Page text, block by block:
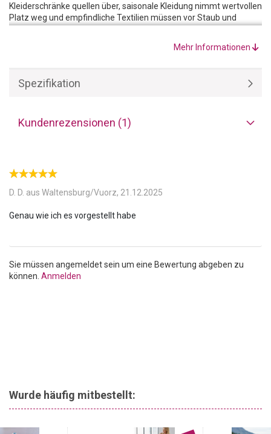
Kleiderschränke quellen über, saisonale Kleidung nimmt wertvollen
Platz weg und empfindliche Textilien müssen vor Staub und
den gewünschten Raumgewinn. Die Vakuum-Beutel mit
bis zu 75% zu reduzieren, während Ihre Kleidung gleichzeitig
Kleidung frisch und geschützt auf – ganz einfach und effektiv!
Mehr Informationen
Spezifikation
Kundenrezensionen (1)
D. D. aus Waltensburg/Vuorz, 21.12.2025
Sie müssen angemeldet sein um eine Bewertung abgeben zu
können. Anmelden
Wurde häufig mitbestellt: